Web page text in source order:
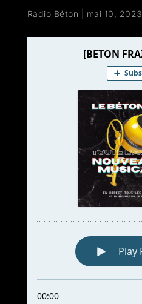
Radio Béton mai 10, 2023